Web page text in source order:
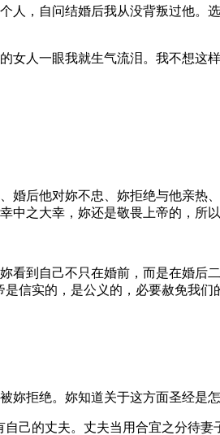
，自问结婚后我从没背叛过他。
人一眼我就生气流泪。我不想这
后他对妳不忠、妳拒绝与他亲热
之大幸，妳还是敬畏上帝的，所
到自己不只在婚前，而是在婚后
信实的，是公义的，必要赦免我
妳拒绝。妳知道关于这方面圣经是
己的丈夫。丈夫当用合宜之分待